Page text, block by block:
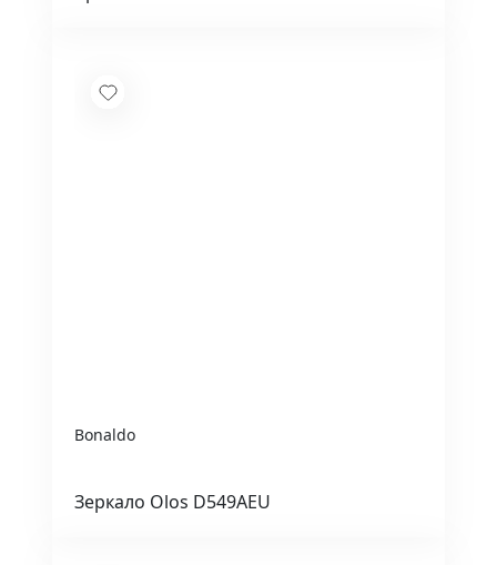
Bonaldo
Зеркало Olos D549AEU